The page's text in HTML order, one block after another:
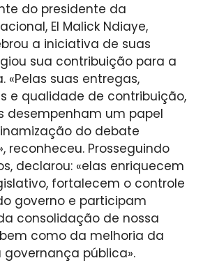
do presidente da
El Malick Ndiaye,
a iniciativa de suas
sua contribuição para a
«Pelas suas entregas,
e qualidade de contribuição,
desempenham um papel
do debate
reconheceu. Prosseguindo
declarou: «elas enriquecem
fortalecem o controle
governo e participam
consolidação de nossa
como da melhoria da
pública».